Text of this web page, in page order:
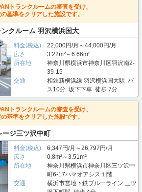
トランクルームの審査を受け、
基準をクリアした施設です。
クルーム 羽沢横浜国大
料金(税込)
22,000円/月～44,000円/月
広さ
3.22m²～6.66m²
所在地
神奈川県横浜市神奈川区羽沢南2-
39-15
交通
相鉄新横浜線 羽沢横浜国大駅 バ
ス10分 坂下下車 徒歩 7分
トランクルームの審査を受け、
基準をクリアした施設です。
ージ三ツ沢中町
料金(税込)
6,347円/月～26,797円/月
広さ
0.8m²～3.51m²
所在地
神奈川県横浜市神奈川区三ツ沢中
町6-17ハマオアシス１階
交通
横浜市営地下鉄ブルーライン 三ツ